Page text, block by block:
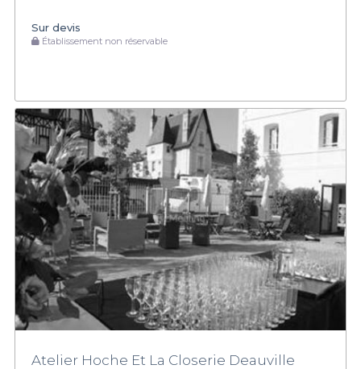
Sur devis
Établissement non réservable
Atelier Hoche Et La Closerie Deauville